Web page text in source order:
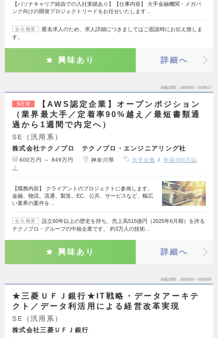
【パソナキャリア経由での入社実績あり】【仕事内容】 大手金融機関・メガバ
ンク向けの開発プロジェクトリードをお任せいたします…
会社概要
匿名求人のため、求人詳細につきましてはご面談時にお伝え致しま
す。
興味あり 詳細へ
掲載期間 26/08/04～26/08/17
NEW
【AWS認定企業】オープンポジション
（業界最大手／定着率90%越え／最短書類通
過から1週間で内定へ）
SE（汎用系）
株式会社テクノプロ テクノプロ・エンジニアリング社
600万円 ～ 849万円 神奈川県 大手企業
年収600万以
上
【職務内容】 クライアントのプロジェクトに参画します。
金融、物流、流通、製造、EC、公共、サービスなど、幅広
い業界の案件を…
会社概要
設立60年以上の歴史を持ち、売上高515億円（2025年6月期）を誇る
テクノプロ・グループの中核企業です。 約3万人の技術…
興味あり 詳細へ
掲載期間 26/08/04～26/09/26
★三菱ＵＦＪ銀行★IT戦略・データアーキテ
クト／データ利活用による経営改革実現
SE（汎用系）
株式会社三菱ＵＦＪ銀行